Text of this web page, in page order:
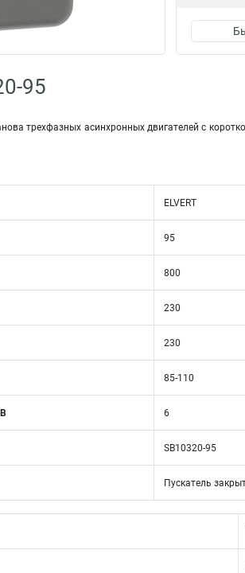
95
трехфазных асинхронных двигателей с
ELVERT
95
800
230
230
85-110
6
SB10320-95
Пускатель